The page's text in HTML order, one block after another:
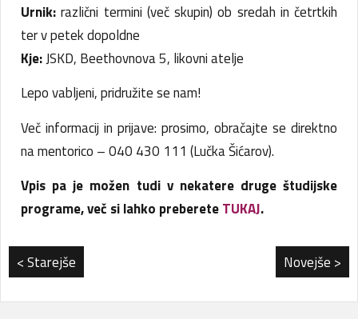
Urnik: različni termini (več skupin) ob sredah in četrtkih
ter v petek dopoldne
Kje:JSKD, Beethovnova 5, likovni atelje
Lepo vabljeni, pridružite se nam!
Več informacij in prijave: prosimo, obračajte se direktno
na mentorico – 040 430 111 (Lučka Šićarov).
Vpis pa je možen tudi v nekatere druge študijske
programe, več si lahko prebereteTUKAJ.
< Starejše Novejše >